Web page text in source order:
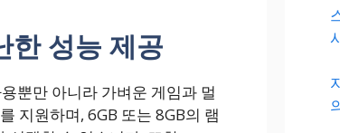
한 성능 제공
뿐만 아니라 가벼운 게임과 멀
지원하며, 6GB 또는 8GB의 램